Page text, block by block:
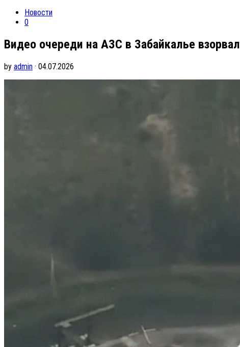
Новости
0
Видео очереди на АЗС в Забайкалье
by admin · 04.07.2026